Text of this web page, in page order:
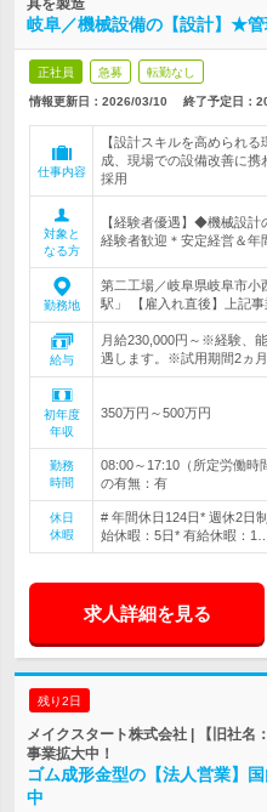
具を製造
岐阜／機械設備の【設計】★管
正社員 急募 転勤なし
情報更新日：2026/03/10 終了予定日：
仕事内容
【設計スキルを高められ
成、現場での設備改善に
採用
対象と
なる方
【経験者優遇】◆機械設計
経験者歓迎＊安定経営＆年
勤務地
第二工場／岐阜県岐阜市小
駅」 【雇入れ直後】上記事
給与
月給230,000円～※経験、
遇します。※試用期間2ヵ月
初年度
年収
350万円～500万円
勤務
時間
08:00～17:10（所定労働時
の有無：有
休日
休暇
# 年間休日124日* 週休2日
始休暇：5日* 有給休暇：1…
求人詳細を見る
残り2日
メイクスタート株式会社 | 【旧社名
事業拡大中！
ゴム成形金型の【法人営業】
中